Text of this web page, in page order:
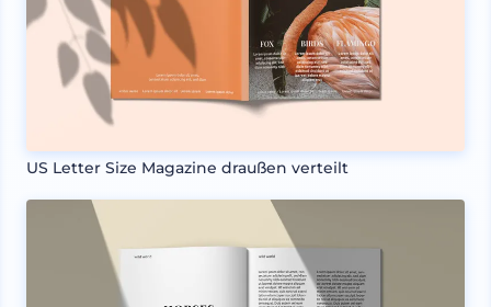
US Letter Size Magazine draußen verteilt